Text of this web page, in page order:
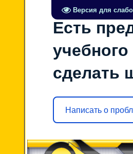
Версия для
Есть
сделать
Написать о